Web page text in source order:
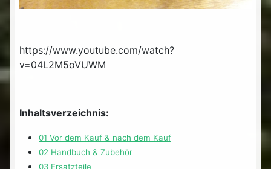
https://www.youtube.com/watch?
v=04L2M5oVUWM
Inhaltsverzeichnis:
01 Vor dem Kauf & nach dem Kauf
02 Handbuch & Zubehör
03 Ersatzteile